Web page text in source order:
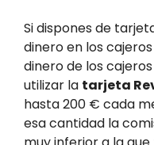
Si dispones de
dinero en los
dinero de los
utilizar la tarjeta
hasta 200 € cada
esa cantidad la